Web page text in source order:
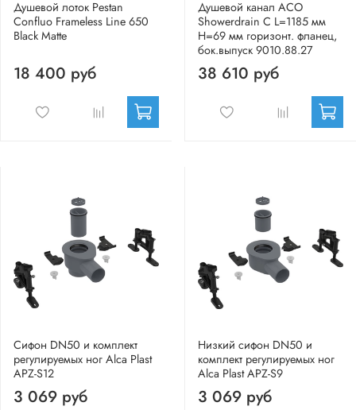
Душевой лоток Pestan
Confluo Frameless Line 650
Black Matte
18 400 руб
Душевой канал ACO
Showerdrain C L=1185 мм
H=69 мм горизонт. фланец,
бок.выпуск 9010.88.27
38 610 руб
Сифон DN50 и комплект
регулируемых ног Alca Plast
APZ-S12
3 069 руб
Низкий cифон DN50 и
комплект регулируемых ног
Alca Plast APZ-S9
3 069 руб